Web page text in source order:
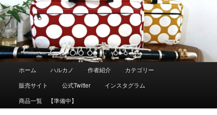
メ
イ
ン
コ
ン
テ
ン
ツ
ュ
ホーム ハルカノ 作者紹介
カテゴリー
販売サイト
公式Twitter
インスタグラム
商品一覧 【準備中】